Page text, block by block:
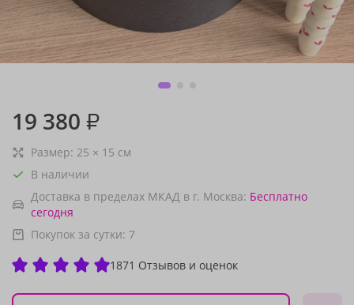
19 380 ₽
Размер: 25 × 15 см
В наличии
Доставка в пределах МКАД в г. Москва: Бесплатно
сегодня
Покупок за сутки: 7
1871 Отзывов и оценок